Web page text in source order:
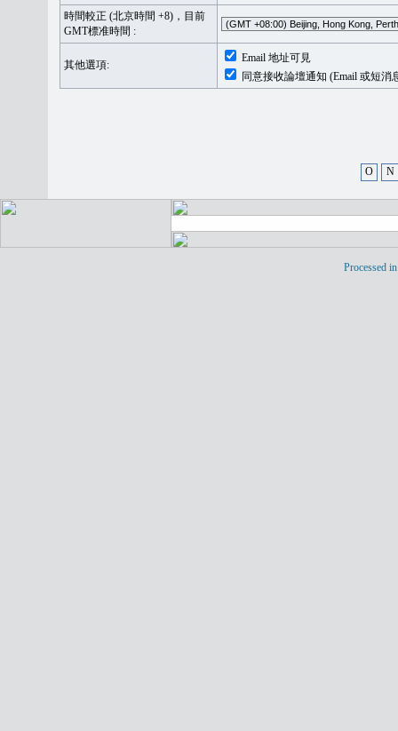
時間較正 (北京時間 +8)，目前
GMT標准時間 :
其他選項:
Email 地址可見
同意接收論壇通知 (Email 或短消
O N
Processed